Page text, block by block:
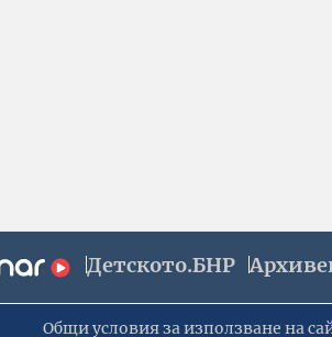
Детското.БНР
Общи условия за използване на